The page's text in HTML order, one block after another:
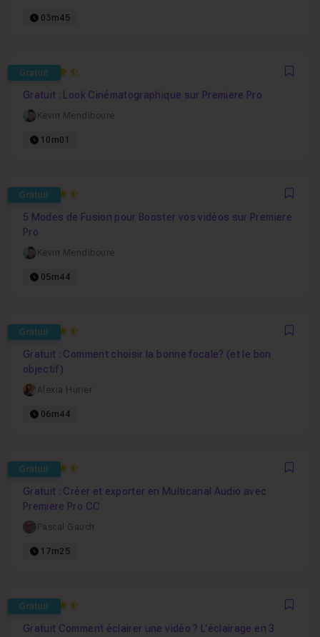
03m45
Gratuit
4.625
Gratuit : Look Cinématographique sur Premiere Pro
Kevin Mendiboure
10m01
Gratuit
4.4615384615385
5 Modes de Fusion pour Booster vos vidéos sur Premiere
Pro
Kevin Mendiboure
05m44
Gratuit
4.8888888888889
Gratuit : Comment choisir la bonne focale? (et le bon
objectif)
Alexia Hurier
06m44
Gratuit
4.9166666666667
Gratuit : Créer et exporter en Multicanal Audio avec
Premiere Pro CC
Pascal Gauch
17m25
Gratuit
4.8
Gratuit Comment éclairer une vidéo ? L'éclairage en 3